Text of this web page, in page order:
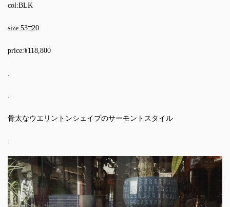
col:BLK
size:53□20
price:¥118,800
.
.
骨太なウエリントンシェイプのサーモントスタイル
.